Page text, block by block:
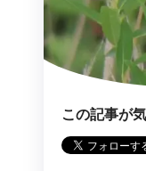
この記事が